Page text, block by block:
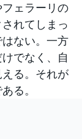
ェラーリの
れてしまっ
ない。一方
でなく、自
る。それが
る。